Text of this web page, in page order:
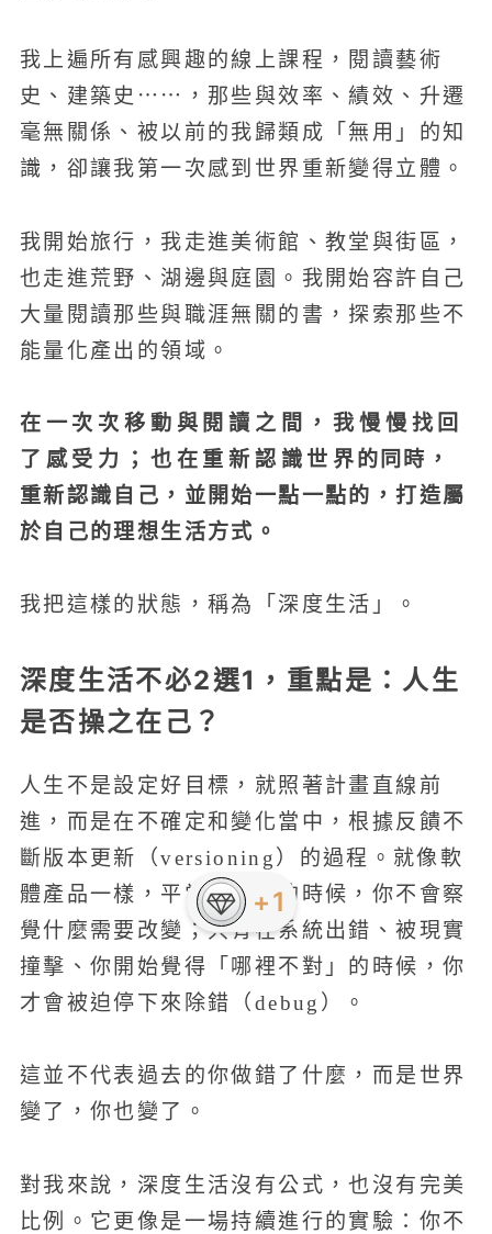
我上遍所有感興趣的線上課程，閱讀藝術
史、建築史⋯⋯，那些與效率、績效、升遷
毫無關係、被以前的我歸類成「無用」的知
識，卻讓我第一次感到世界重新變得立體。
我開始旅行，我走進美術館、教堂與街區，
也走進荒野、湖邊與庭園。我開始容許自己
大量閱讀那些與職涯無關的書，探索那些不
能量化產出的領域。
在一次次移動與閱讀之間，我慢慢找回
了感受力；也在重新認識世界的同時，
重新認識自己，並開始一點一點的，打造屬
於自己的理想生活方式。
我把這樣的狀態，稱為「深度生活」。
深度生活不必2選1，重點是：人生
是否操之在己？
人生不是設定好目標，就照著計畫直線前
進，而是在不確定和變化當中，根據反饋不
斷版本更新（versioning）的過程。就像軟
體產品一樣，平常順順跑的時候，你不會察
覺什麼需要改變；只有在系統出錯、被現實
撞擊、你開始覺得「哪裡不對」的時候，你
才會被迫停下來除錯（debug）。
這並不代表過去的你做錯了什麼，而是世界
變了，你也變了。
對我來說，深度生活沒有公式，也沒有完美
比例。它更像是一場持續進行的實驗：你不
+1